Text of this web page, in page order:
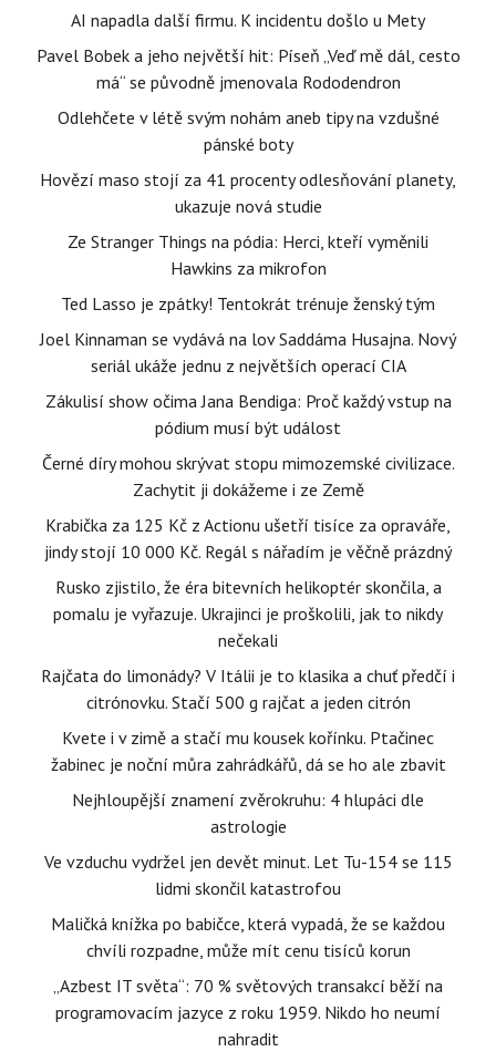
AI napadla další firmu. K incidentu došlo u Mety
Pavel Bobek a jeho největší hit: Píseň „Veď mě dál, cesto
má“ se původně jmenovala Rododendron
Odlehčete v létě svým nohám aneb tipy na vzdušné
pánské boty
Hovězí maso stojí za 41 procenty odlesňování planety,
ukazuje nová studie
Ze Stranger Things na pódia: Herci, kteří vyměnili
Hawkins za mikrofon
Ted Lasso je zpátky! Tentokrát trénuje ženský tým
Joel Kinnaman se vydává na lov Saddáma Husajna. Nový
seriál ukáže jednu z největších operací CIA
Zákulisí show očima Jana Bendiga: Proč každý vstup na
pódium musí být událost
Černé díry mohou skrývat stopu mimozemské civilizace.
Zachytit ji dokážeme i ze Země
Krabička za 125 Kč z Actionu ušetří tisíce za opraváře,
jindy stojí 10 000 Kč. Regál s nářadím je věčně prázdný
Rusko zjistilo, že éra bitevních helikoptér skončila, a
pomalu je vyřazuje. Ukrajinci je proškolili, jak to nikdy
nečekali
Rajčata do limonády? V Itálii je to klasika a chuť předčí i
citrónovku. Stačí 500 g rajčat a jeden citrón
Kvete i v zimě a stačí mu kousek kořínku. Ptačinec
žabinec je noční můra zahrádkářů, dá se ho ale zbavit
Nejhloupější znamení zvěrokruhu: 4 hlupáci dle
astrologie
Ve vzduchu vydržel jen devět minut. Let Tu-154 se 115
lidmi skončil katastrofou
Maličká knížka po babičce, která vypadá, že se každou
chvíli rozpadne, může mít cenu tisíců korun
„Azbest IT světa“: 70 % světových transakcí běží na
programovacím jazyce z roku 1959. Nikdo ho neumí
nahradit